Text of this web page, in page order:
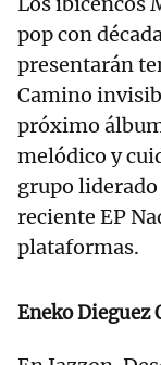
pop con
presentarán
Camino
próximo
melódico y
grupo
reciente EP
plataformas.
Eneko Dieguez